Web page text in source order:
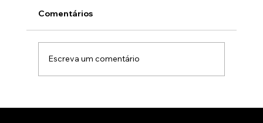
Comentários
Escreva um comentário